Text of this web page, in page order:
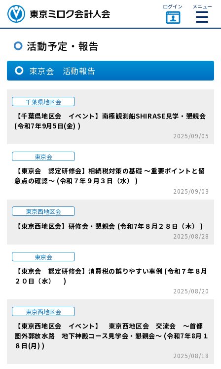
ログイン メニュー
東京会 活動報告
千葉県地区会
【千葉県地区会 イベント】南極観測船SHIRASE見学・懇親会
(令和7年9月5日(金) )
2025/09/05
東京会
【東京会 認定研修会】相続税対策の基礎 ～重要ポイントと留
意点の確認～ (令和７年９月３日（水） )
2025/09/03
東京西地区会
【東京西地区会】研修会・懇親会 (令和7年８月２８日（木） )
2025/08/28
東京会
【東京会 認定研修会】消費税の誤りやすい事例 (令和７年８月
２０日（水） )
2025/08/20
東京西地区会
【東京西地区会 イベント】 東京西地区会 交流会 〜首都
圏外郭放水路 地下神殿コース見学会・懇親会〜 (令和7年8月１
８日(月) )
2025/08/18